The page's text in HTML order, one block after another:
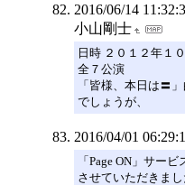
2016/06/14
小山剛士
日時 ２０１２年１
全７公演
「皆様、本日は〓
でしょうが、
2016/04/01
「Page ON」サー
させていただきまし